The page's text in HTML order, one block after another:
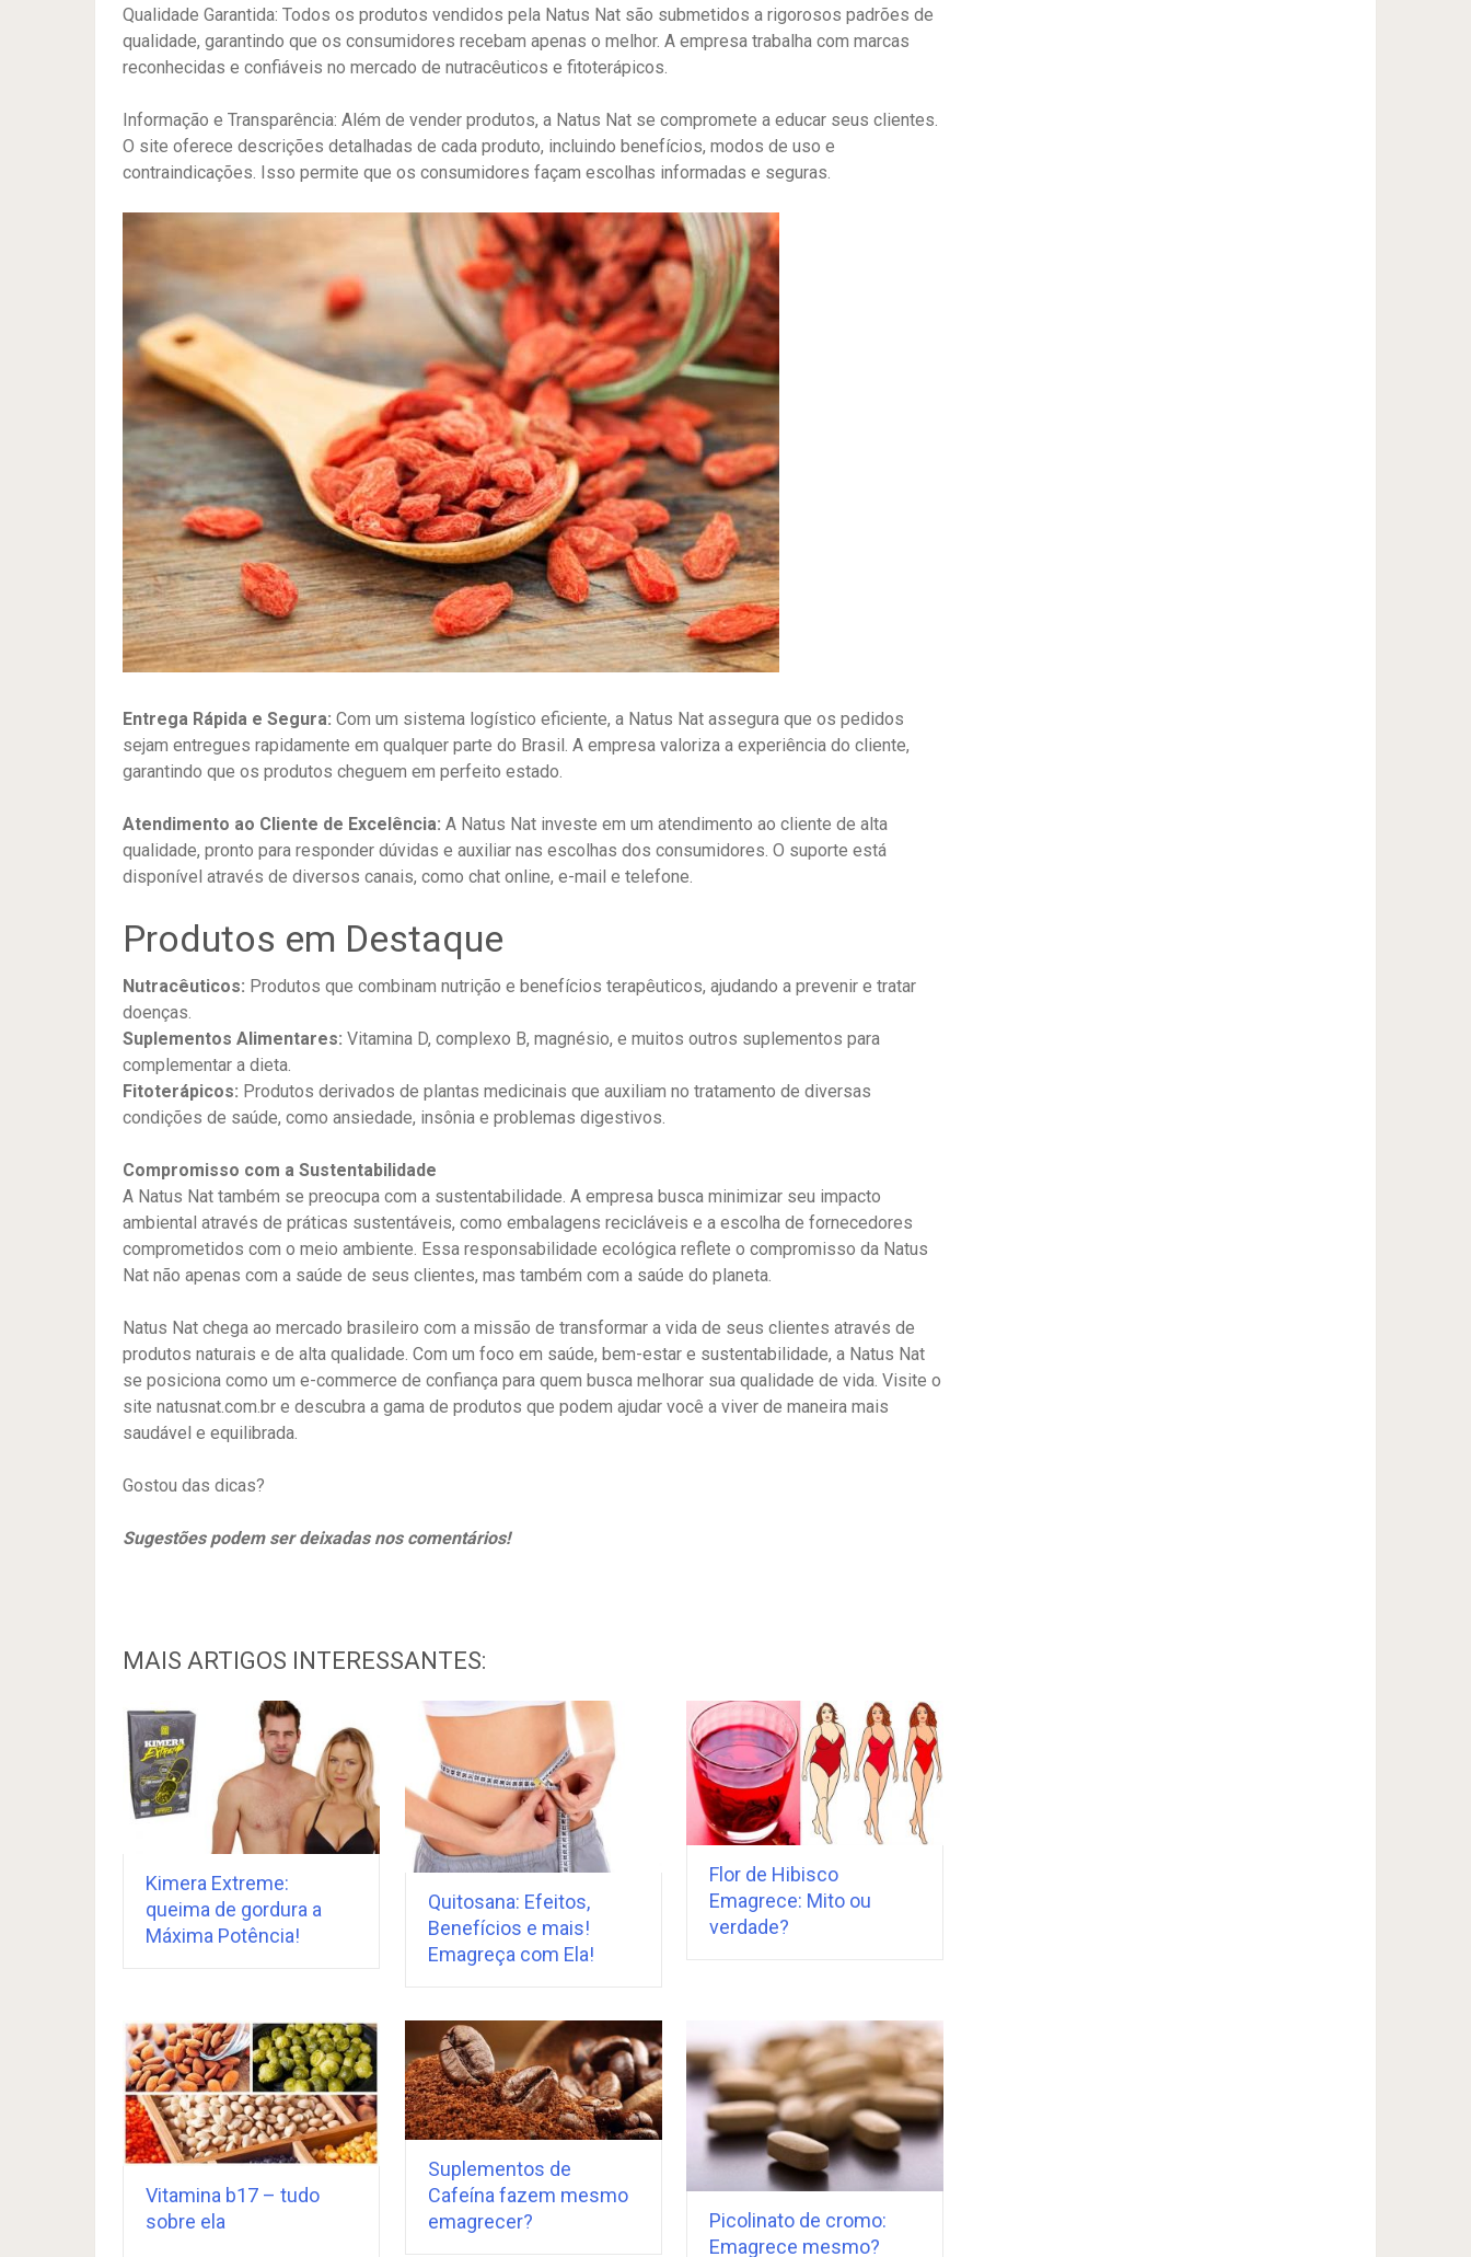
Qualidade Garantida: Todos os produtos vendidos pela Natus Nat são submetidos a rigorosos padrões de
qualidade, garantindo que os consumidores recebam apenas o melhor. A empresa trabalha com marcas
reconhecidas e confiáveis no mercado de nutracêuticos e fitoterápicos.
Informação e Transparência: Além de vender produtos, a Natus Nat se compromete a educar seus clientes.
O site oferece descrições detalhadas de cada produto, incluindo benefícios, modos de uso e
contraindicações. Isso permite que os consumidores façam escolhas informadas e seguras.
Entrega Rápida e Segura: Com um sistema logístico eficiente, a Natus Nat assegura que os pedidos
sejam entregues rapidamente em qualquer parte do Brasil. A empresa valoriza a experiência do cliente,
garantindo que os produtos cheguem em perfeito estado.
Atendimento ao Cliente de Excelência: A Natus Nat investe em um atendimento ao cliente de alta
qualidade, pronto para responder dúvidas e auxiliar nas escolhas dos consumidores. O suporte está
disponível através de diversos canais, como chat online, e-mail e telefone.
Produtos em Destaque
Nutracêuticos: Produtos que combinam nutrição e benefícios terapêuticos, ajudando a prevenir e tratar
doenças.
Suplementos Alimentares: Vitamina D, complexo B, magnésio, e muitos outros suplementos para
complementar a dieta.
Fitoterápicos: Produtos derivados de plantas medicinais que auxiliam no tratamento de diversas
condições de saúde, como ansiedade, insônia e problemas digestivos.
Compromisso com a Sustentabilidade
A Natus Nat também se preocupa com a sustentabilidade. A empresa busca minimizar seu impacto
ambiental através de práticas sustentáveis, como embalagens recicláveis e a escolha de fornecedores
comprometidos com o meio ambiente. Essa responsabilidade ecológica reflete o compromisso da Natus
Nat não apenas com a saúde de seus clientes, mas também com a saúde do planeta.
Natus Nat chega ao mercado brasileiro com a missão de transformar a vida de seus clientes através de
produtos naturais e de alta qualidade. Com um foco em saúde, bem-estar e sustentabilidade, a Natus Nat
se posiciona como um e-commerce de confiança para quem busca melhorar sua qualidade de vida. Visite o
site natusnat.com.br e descubra a gama de produtos que podem ajudar você a viver de maneira mais
saudável e equilibrada.
Gostou das dicas?
Sugestões podem ser deixadas nos comentários!
MAIS ARTIGOS INTERESSANTES:
Kimera Extreme:
queima de gordura a
Máxima Potência!
Quitosana: Efeitos,
Benefícios e mais!
Emagreça com Ela!
Flor de Hibisco
Emagrece: Mito ou
verdade?
Vitamina b17 – tudo
sobre ela
Suplementos de
Cafeína fazem mesmo
emagrecer?
Picolinato de cromo:
Emagrece mesmo?